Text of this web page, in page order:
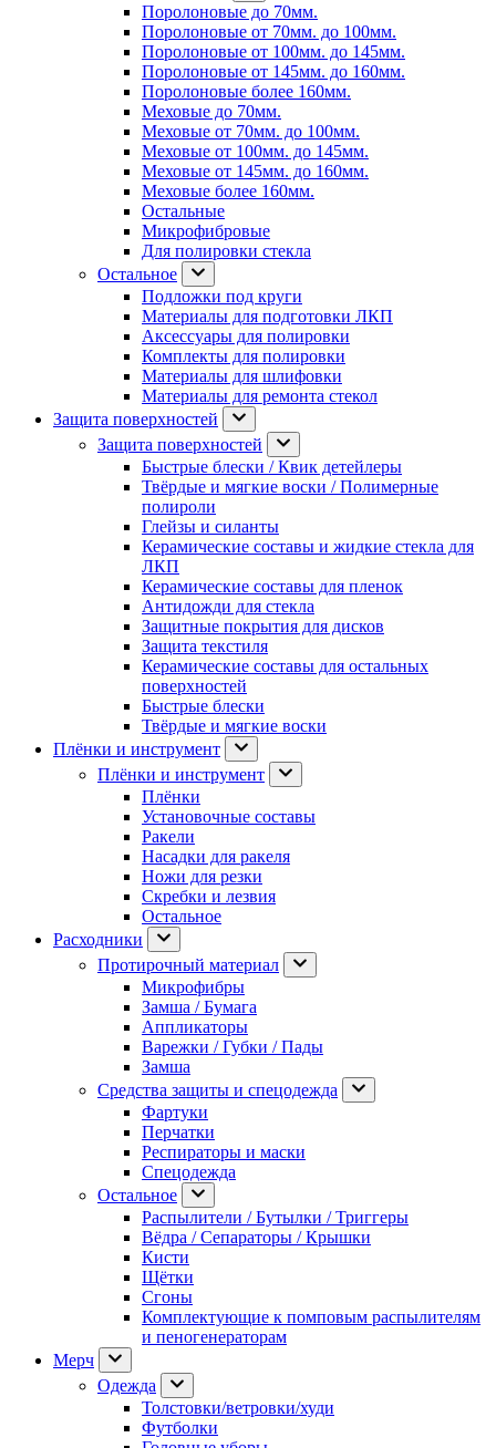
Поролоновые до 70мм.
Поролоновые от 70мм. до 100мм.
Поролоновые от 100мм. до 145мм.
Поролоновые от 145мм. до 160мм.
Поролоновые более 160мм.
Меховые до 70мм.
Меховые от 70мм. до 100мм.
Меховые от 100мм. до 145мм.
Меховые от 145мм. до 160мм.
Меховые более 160мм.
Остальные
Микрофибровые
Для полировки стекла
Остальное
Подложки под круги
Материалы для подготовки ЛКП
Аксессуары для полировки
Комплекты для полировки
Материалы для шлифовки
Материалы для ремонта стекол
Защита поверхностей
Защита поверхностей
Быстрые блески / Квик детейлеры
Твёрдые и мягкие воски / Полимерные
полироли
Глейзы и силанты
Керамические составы и жидкие стекла для
ЛКП
Керамические составы для пленок
Антидожди для стекла
Защитные покрытия для дисков
Защита текстиля
Керамические составы для остальных
поверхностей
Быстрые блески
Твёрдые и мягкие воски
Плёнки и инструмент
Плёнки и инструмент
Плёнки
Установочные составы
Ракели
Насадки для ракеля
Ножи для резки
Скребки и лезвия
Остальное
Расходники
Протирочный материал
Микрофибры
Замша / Бумага
Аппликаторы
Варежки / Губки / Пады
Замша
Средства защиты и спецодежда
Фартуки
Перчатки
Респираторы и маски
Спецодежда
Остальное
Распылители / Бутылки / Триггеры
Вёдра / Сепараторы / Крышки
Кисти
Щётки
Сгоны
Комплектующие к помповым распылителям
и пеногенераторам
Мерч
Одежда
Толстовки/ветровки/худи
Футболки